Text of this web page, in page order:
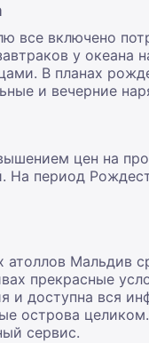
все включено
у океана
В планах
и вечерние
цен на
период
Мальдив
прекрасные
и доступна вся
острова
сервис.